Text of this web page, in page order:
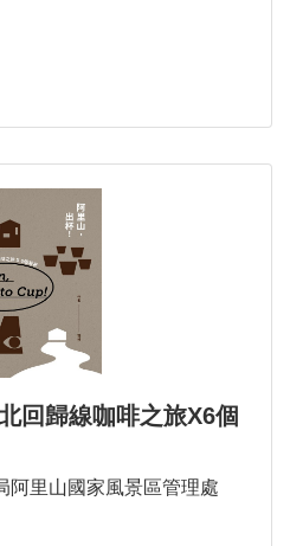
回歸線咖啡之旅X6個
阿里山國家風景區管理處